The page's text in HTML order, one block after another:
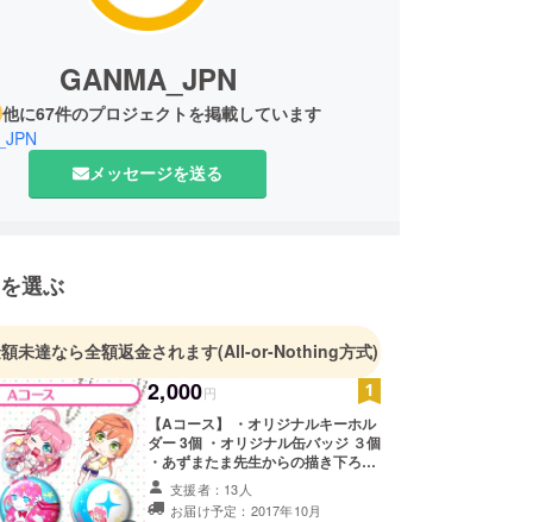
GANMA_JPN
他に67件のプロジェクトを掲載しています
メッセージを送る
選ぶ
未達なら全額返金されます(All-or-Nothing方式)
2,000円
【Aコース】 ・オリジナルキーホル
ダー 3個 ・オリジナル缶バッジ ３個
・あずまたま先生からの描き下ろし
サンクスカード
支援者：13人
お届け予定：2017年10月